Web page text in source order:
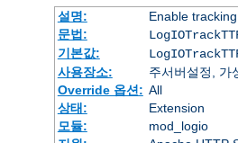
설명:
Enable
문법:
기본값:
사용장소:
주서버설정, 가
Override 옵션: All
상태:
Extension
모듈:
mod_logio